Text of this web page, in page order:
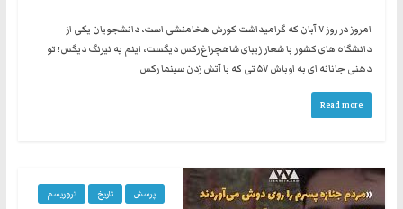
امروز در روز ۷ آبان که گرامیداشت کورش هخامنشی است، دانشجویان یکی از
دانشگاه های کشور با شعار زیبای شاهچراغ رکس دیگست، اینم یه نیرنگ دیگس! تو
دهنی جانانه ای به اوباش ۵۷ تی که با آتش زدن سینما رکس
Read more
پرسش تاریخ تروریسم